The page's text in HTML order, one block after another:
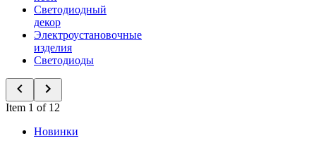
Светодиодный
декор
Электроустановочные
изделия
Светодиоды
Item 1 of 12
Новинки